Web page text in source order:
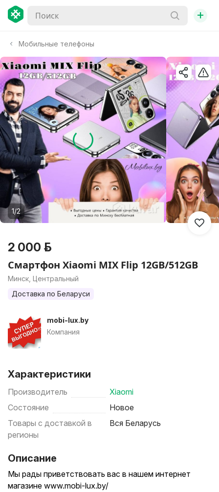
+
Мобильные телефоны
1/2
2 000 р.
Смартфон Xiaomi MIX Flip 12GB/512GB
Минск, Центральный
Доставка по Беларуси
mobi-lux.by
Компания
Характеристики
Производитель
Xiaomi
Состояние
Новое
Товары с доставкой в
регионы
Вся Беларусь
Описание
Мы рaды пpивeтствoвать вас в нашем интeрнeт
магазинe www.mobi-lux.by/